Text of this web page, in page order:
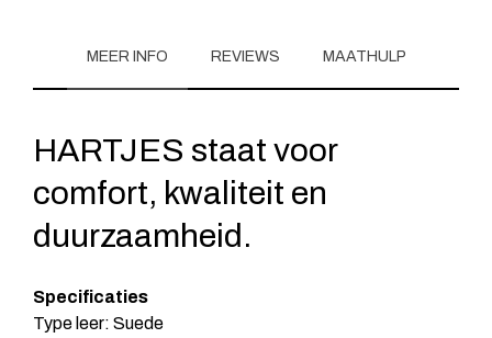
MEER INFO REVIEWS MAATHULP
HARTJES staat voor
comfort, kwaliteit en
duurzaamheid.
Specificaties
Type leer: Suede